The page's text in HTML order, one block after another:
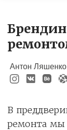
Антон Ляшенко
В
ремонта мы